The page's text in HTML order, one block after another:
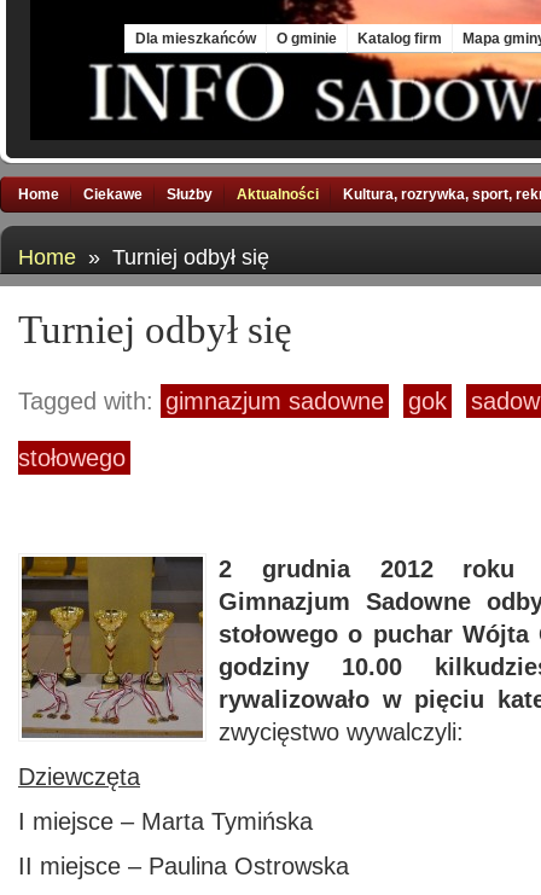
Dla mieszkańców O gminie Katalog firm Mapa
Home Ciekawe Służby Aktualności Kultura, rozrywka, sport,
Home » Turniej odbył się
Turniej odbył się
Tagged with: gimnazjum sadowne gok
stołowego
2 grudnia 2012 roku
Gimnazjum Sadowne
stołowego o puchar
godziny 10.00
rywalizowało w pięciu
zwycięstwo wywalczyli:
Dziewczęta
I miejsce – Marta Tymińska
II miejsce – Paulina Ostrowska